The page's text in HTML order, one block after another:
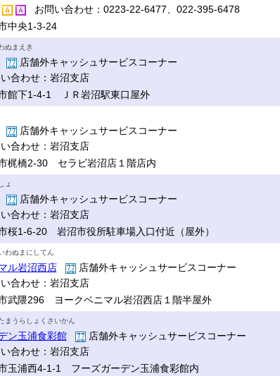
お問い合わせ：0223-22-6477、022-395-6478
中央1-3-24
ぬまえき
店舗外キャッシュサービスコーナー
合わせ：岩沼支店
館下1-4-1 ＪＲ岩沼駅東口屋外
店舗外キャッシュサービスコーナー
合わせ：岩沼支店
梶橋2-30 セラビ岩沼店１階店内
ょ
店舗外キャッシュサービスコーナー
合わせ：岩沼支店
桜1-6-20 岩沼市役所駐車場入口付近（屋外）
わぬまにしてん
ル岩沼西店
店舗外キャッシュサービスコーナー
合わせ：岩沼支店
武隈296 ヨークベニマル岩沼西店１階半屋外
まうらしょくさいかん
ン玉浦食彩館
店舗外キャッシュサービスコーナー
合わせ：岩沼支店
玉浦西4-1-1 フーズガーデン玉浦食彩館内